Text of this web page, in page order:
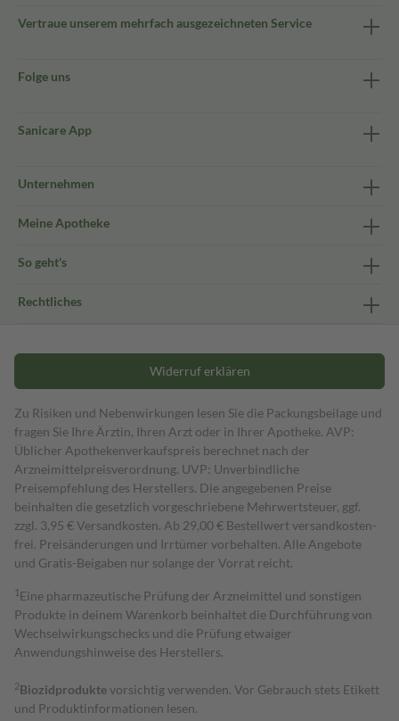
Vertraue unserem mehrfach ausgezeichneten Service
Folge uns
Sanicare App
Unternehmen
Meine Apotheke
So geht's
Rechtliches
Widerruf erklären
Zu Risiken und Nebenwirkungen lesen Sie die Packungsbeilage und
fragen Sie Ihre Ärztin, Ihren Arzt oder in Ihrer Apotheke. AVP:
Üblicher Apothekenverkaufspreis berechnet nach der
Arzneimittelpreisverordnung. UVP: Unverbindliche
Preisempfehlung des Herstellers. Die angegebenen Preise
beinhalten die gesetzlich vorgeschriebene Mehrwertsteuer, ggf.
zzgl. 3,95 € Versandkosten. Ab 29,00 € Bestell­wert versand­kosten­
frei. Preisänderungen und Irrtümer vorbehalten. Alle Angebote
und Gratis-Beigaben nur solange der Vorrat reicht.
1 Eine pharmazeutische Prüfung der Arzneimittel und sonstigen
Produkte in deinem Warenkorb beinhaltet die Durchführung von
Wechselwirkungschecks und die Prüfung etwaiger
Anwendungshinweise des Herstellers.
2Biozidproduktevorsichtig verwenden. Vor Gebrauch stets Etikett
und Produktinformationen lesen.